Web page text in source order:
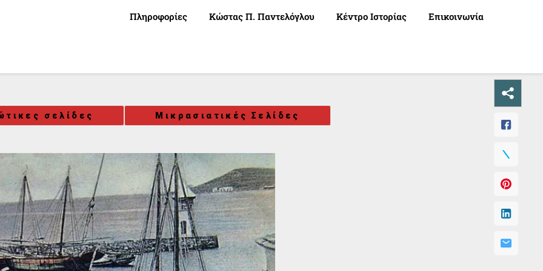
Πληροφορίες Κώστας Π. Παντελόγλου Κέντρο Ιστορίας Επικοινωνία
σελίδες Μικρασιατικές Σελίδες